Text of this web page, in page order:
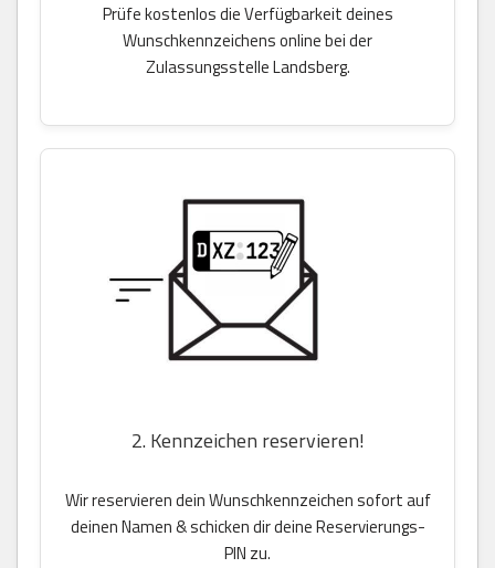
Prüfe kostenlos die Verfügbarkeit deines
Wunschkennzeichens online bei der
Zulassungsstelle Landsberg.
2. Kennzeichen reservieren!
Wir reservieren dein Wunschkennzeichen sofort auf
deinen Namen & schicken dir deine Reservierungs-
PIN zu.